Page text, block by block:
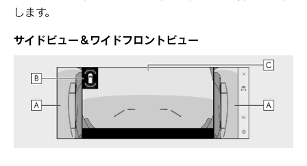
します。
サイドビュー＆ワイドフロントビュー